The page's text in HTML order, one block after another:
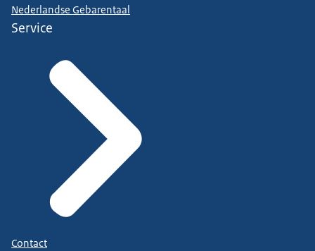
Nederlandse Gebarentaal
Service
Contact